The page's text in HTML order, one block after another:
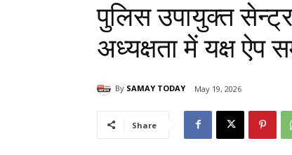
पुलिस उपायुक्त
अध्यक्षता में यक्ष ऐप
By SAMAY TODAY May 19, 2026
Share